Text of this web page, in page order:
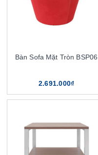
Bàn Sofa Mặt Tròn BSP06
2.691.000₫